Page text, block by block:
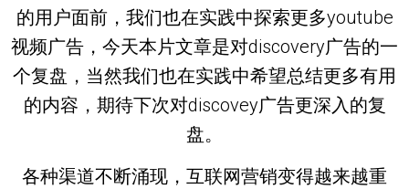
的用户面前，我们也在实践中探索更多youtube
视频广告，今天本片文章是对discovery广告的一
个复盘，当然我们也在实践中希望总结更多有用
的内容，期待下次对discovey广告更深入的复
盘。
各种渠道不断涌现，互联网营销变得越来越重